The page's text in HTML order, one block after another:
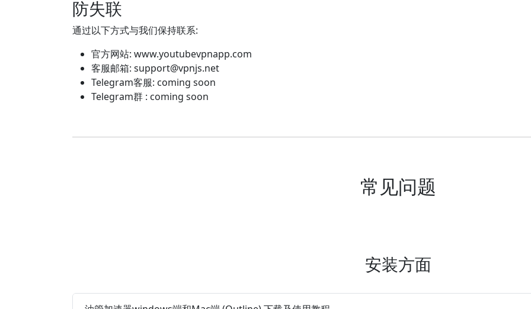
防失联
通过以下方式与我们保持联系:
官方网站: www.youtubevpnapp.com
客服邮箱: support@vpnjs.net
Telegram客服: coming soon
Telegram群 : coming soon
常见问题
安装方面